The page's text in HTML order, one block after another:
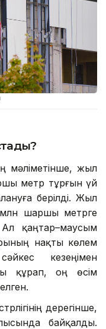
мәліметінше, жыл
метр тұрғын үй
берілді. Жыл
млн шаршы метрге
қаңтар–маусым
нақты көлем
кезеңімен
құрап, оң өсім
дерегінше,
байқалды.